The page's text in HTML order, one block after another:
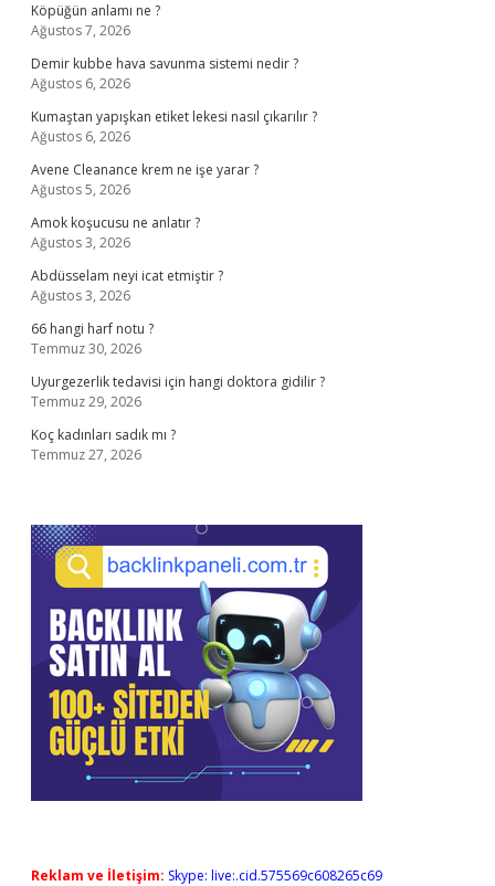
Köpüğün anlamı ne ?
Ağustos 7, 2026
Demir kubbe hava savunma sistemi nedir ?
Ağustos 6, 2026
Kumaştan yapışkan etiket lekesi nasıl çıkarılır ?
Ağustos 6, 2026
Avene Cleanance krem ne işe yarar ?
Ağustos 5, 2026
Amok koşucusu ne anlatır ?
Ağustos 3, 2026
Abdüsselam neyi icat etmiştir ?
Ağustos 3, 2026
66 hangi harf notu ?
Temmuz 30, 2026
Uyurgezerlik tedavisi için hangi doktora gidilir ?
Temmuz 29, 2026
Koç kadınları sadık mı ?
Temmuz 27, 2026
Reklam ve İletişim: Skype: live:.cid.575569c608265c69